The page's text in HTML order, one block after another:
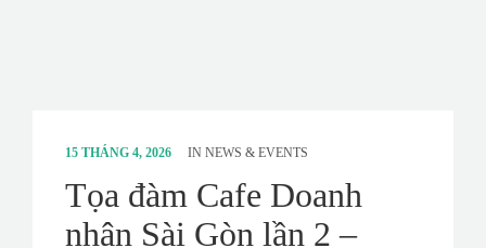
15 THÁNG 4, 2026 IN NEWS & EVENTS
Tọa đàm Cafe Doanh
nhân Sài Gòn lần 2 –